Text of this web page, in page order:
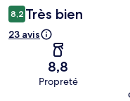
8,2 Très bien
23 avis
8,8
Propreté